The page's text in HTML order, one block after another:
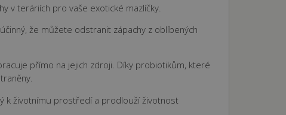
v teráriích pro vaše exotické mazlíčky.
že můžete odstranit zápachy z oblíbených
přímo na jejich zdroji. Díky probiotikům, které
k životnímu prostředí a prodlouží životnost
uživatele na webových
banner cookie Cookie-